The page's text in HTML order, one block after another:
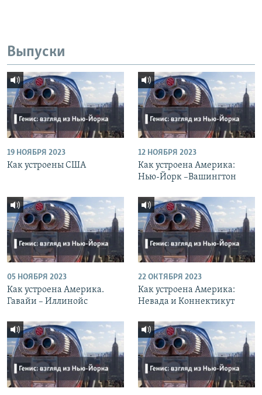
Выпуски
19 НОЯБРЯ 2023
Как устроены США
12 НОЯБРЯ 2023
Как устроена Америка:
Нью-Йорк –Вашингтон
05 НОЯБРЯ 2023
Как устроена Америка.
Гавайи – Иллинойс
22 ОКТЯБРЯ 2023
Как устроена Америка:
Невада и Коннектикут